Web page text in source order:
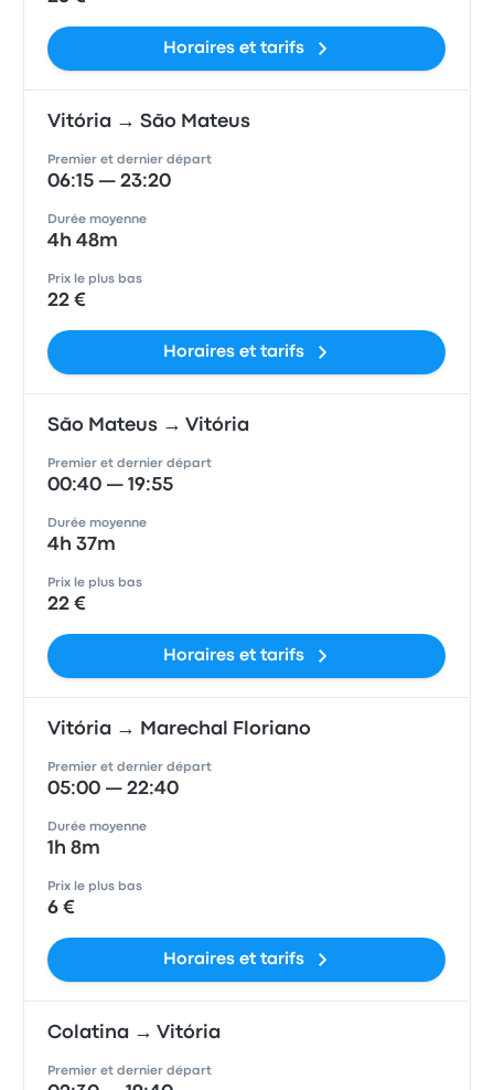
Horaires et tarifs
Vitória → São Mateus
Premier et dernier départ
06:15 — 23:20
Durée moyenne
4h 48m
Prix le plus bas
22 €
Horaires et tarifs
São Mateus → Vitória
Premier et dernier départ
00:40 — 19:55
Durée moyenne
4h 37m
Prix le plus bas
22 €
Horaires et tarifs
Vitória → Marechal Floriano
Premier et dernier départ
05:00 — 22:40
Durée moyenne
1h 8m
Prix le plus bas
6 €
Horaires et tarifs
Colatina → Vitória
Premier et dernier départ